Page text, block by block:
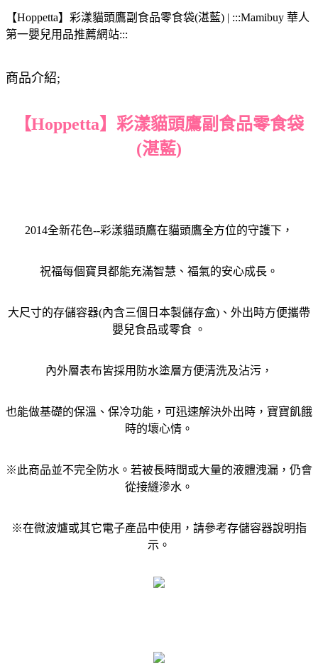
【Hoppetta】彩漾貓頭鷹副食品零食袋(湛藍) | :::Mamibuy 華人
第一嬰兒用品推薦網站:::
商品介紹;
【Hoppetta】彩漾貓頭鷹副食品零食袋
(湛藍)
2014全新花色--彩漾貓頭鷹在貓頭鷹全方位的守護下，
祝福每個寶貝都能充滿智慧、福氣的安心成長。
大尺寸的存儲容器(內含三個日本製儲存盒)、外出時方便攜帶
嬰兒食品或零食 。
內外層表布皆採用防水塗層方便清洗及沾污，
也能做基礎的保溫、保冷功能，可迅速解決外出時，寶寶飢餓
時的壞心情。
※此商品並不完全防水。若被長時間或大量的液體洩漏，仍會
從接縫滲水。
※在微波爐或其它電子產品中使用，請參考存儲容器說明指
示。